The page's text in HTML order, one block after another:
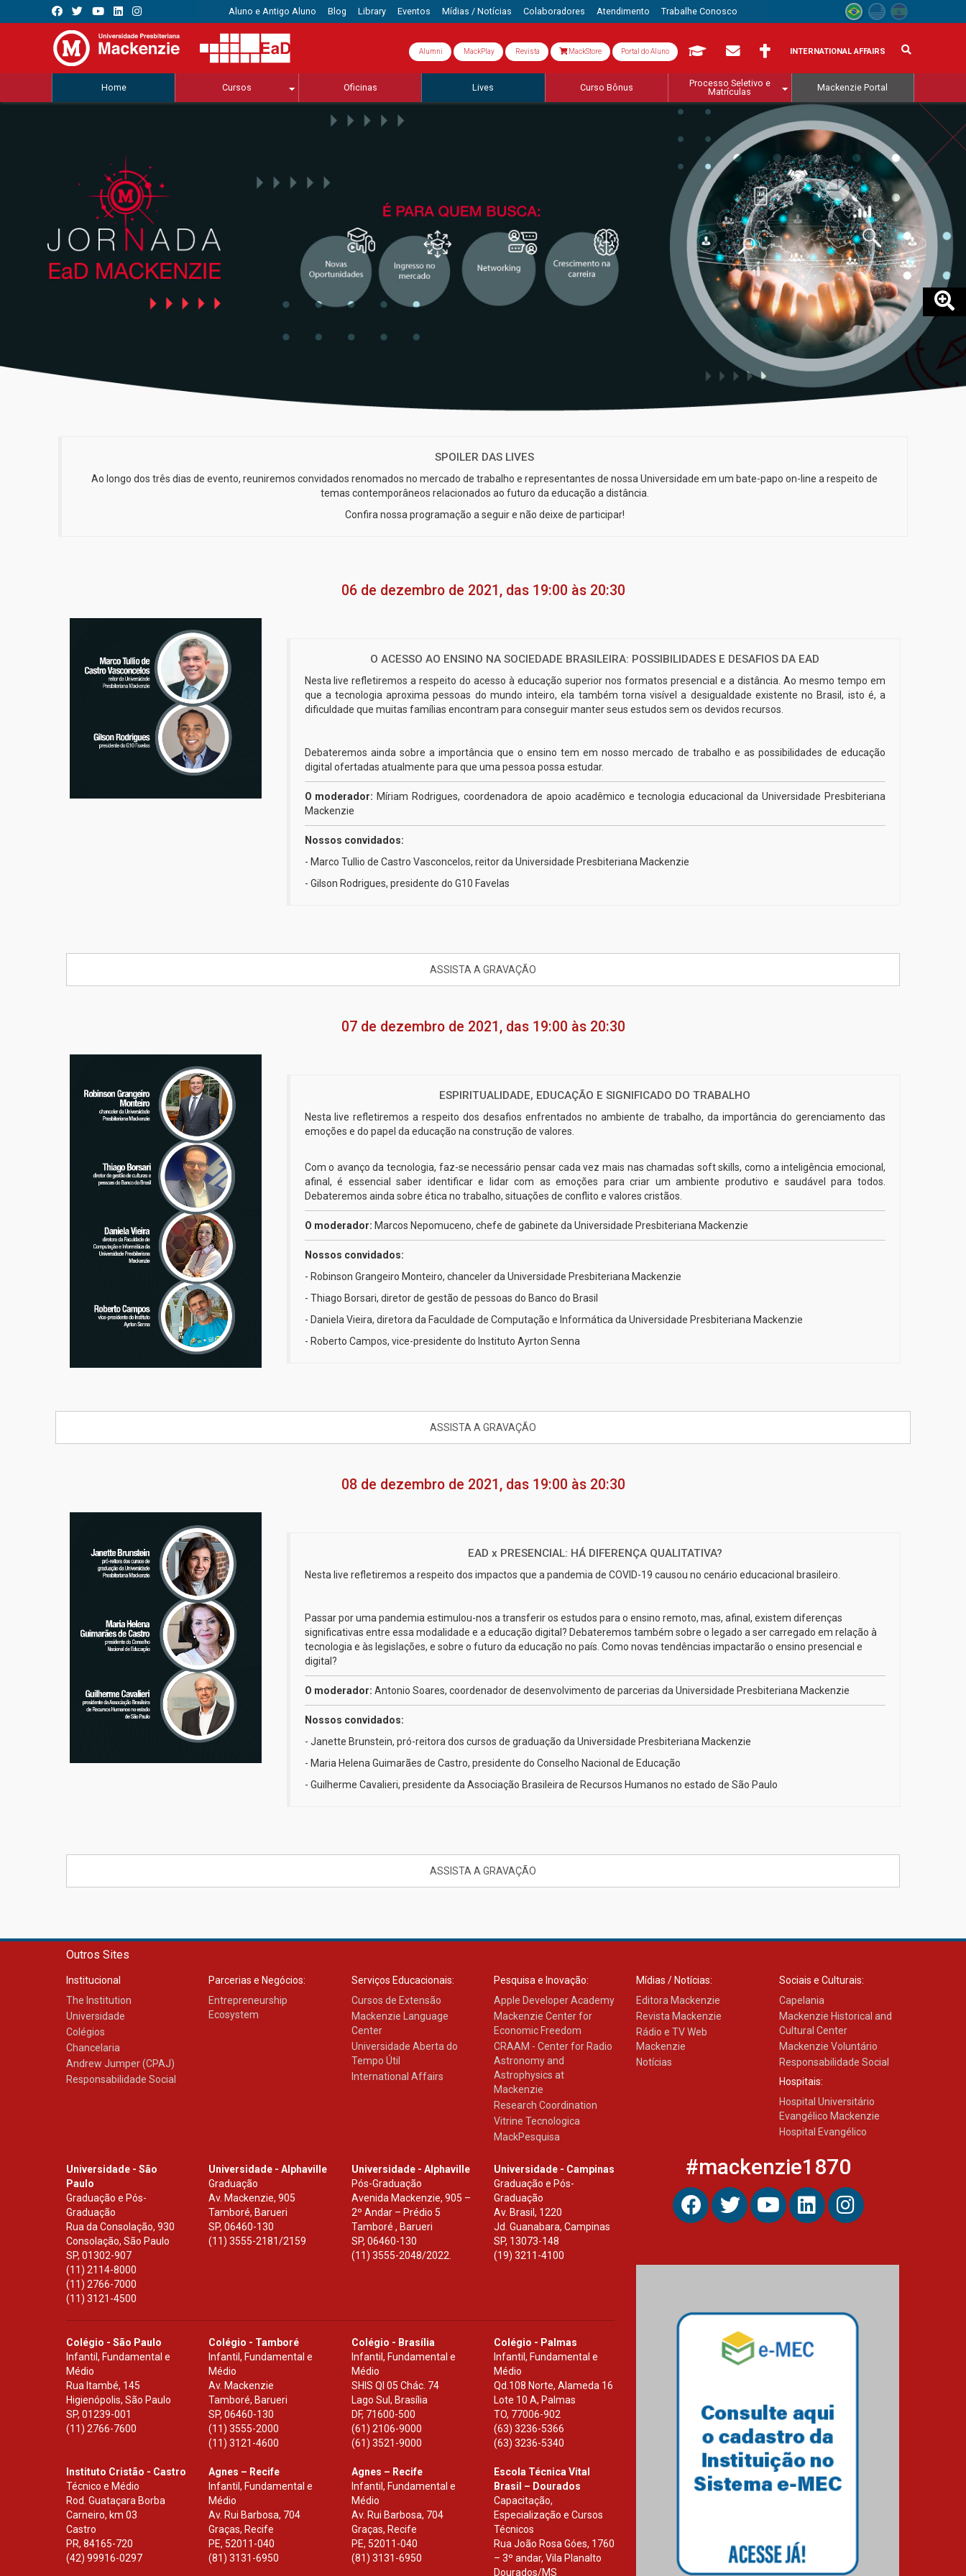
Aluno e Antigo Aluno Blog Library Eventos Mídias / Notícias Colaboradores Atendimento Trabalhe Conosco
Alumni MackPlay Revista MackStore Portal do Aluno INTERNATIONAL AFFAIRS
Home Cursos Oficinas Lives Curso Bônus
Processo Seletivo e
Matrículas
Mackenzie Portal
SPOILER DAS LIVES
Ao longo dos três dias de evento, reuniremos convidados renomados no mercado de trabalho e representantes de nossa Universidade em um bate-papo on-line a respeito de
temas contemporâneos relacionados ao futuro da educação a distância.
Confira nossa programação a seguir e não deixe de participar!
06 de dezembro de 2021, das 19:00 às 20:30
O ACESSO AO ENSINO NA SOCIEDADE BRASILEIRA: POSSIBILIDADES E DESAFIOS DA EAD
Nesta live refletiremos a respeito do acesso à educação superior nos formatos presencial e a distância. Ao mesmo tempo em
que a tecnologia aproxima pessoas do mundo inteiro, ela também torna visível a desigualdade existente no Brasil, isto é, a
dificuldade que muitas famílias encontram para conseguir manter seus estudos sem os devidos recursos.
Debateremos ainda sobre a importância que o ensino tem em nosso mercado de trabalho e as possibilidades de educação
digital ofertadas atualmente para que uma pessoa possa estudar.
O moderador: Míriam Rodrigues, coordenadora de apoio acadêmico e tecnologia educacional da Universidade Presbiteriana
Mackenzie
Nossos convidados:
- Marco Tullio de Castro Vasconcelos, reitor da Universidade Presbiteriana Mackenzie
- Gilson Rodrigues, presidente do G10 Favelas​
ASSISTA A GRAVAÇÃO
07 de dezembro de 2021, das 19:00 às 20:30
ESPIRITUALIDADE, EDUCAÇÃO E SIGNIFICADO DO TRABALHO
Nesta live refletiremos a respeito dos desafios enfrentados no ambiente de trabalho, da importância do gerenciamento das
emoções e do papel da educação na construção de valores.
Com o avanço da tecnologia, faz-se necessário pensar cada vez mais nas chamadas soft skills, como a inteligência emocional,
afinal, é essencial saber identificar e lidar com as emoções para criar um ambiente produtivo e saudável para todos.
Debateremos ainda sobre ética no trabalho, situações de conflito e valores cristãos.
O moderador: Marcos Nepomuceno, chefe de gabinete da Universidade Presbiteriana Mackenzie
Nossos convidados:
- Robinson Grangeiro Monteiro, chanceler da Universidade Presbiteriana Mackenzie
- Thiago Borsari, diretor de gestão de pessoas do Banco do Brasil
- Daniela Vieira, diretora da Faculdade de Computação e Informática da Universidade Presbiteriana Mackenzie
- Roberto Campos, vice-presidente do Instituto Ayrton Senna
ASSISTA A GRAVAÇÃO
08 de dezembro de 2021, das 19:00 às 20:30
EAD x PRESENCIAL: HÁ DIFERENÇA QUALITATIVA?
Nesta live refletiremos a respeito dos impactos que a pandemia de COVID-19 causou no cenário educacional brasileiro.
Passar por uma pandemia estimulou-nos a transferir os estudos para o ensino remoto, mas, afinal, existem diferenças
significativas entre essa modalidade e a educação digital? Debateremos também sobre o legado a ser carregado em relação à
tecnologia e às legislações, e sobre o futuro da educação no país. Como novas tendências impactarão o ensino presencial e
digital?
O moderador: Antonio Soares, coordenador de desenvolvimento de parcerias da Universidade Presbiteriana Mackenzie
Nossos convidados:
- Janette Brunstein, pró-reitora dos cursos de graduação da Universidade Presbiteriana Mackenzie
- Maria Helena Guimarães de Castro, presidente do Conselho Nacional de Educação
- Guilherme Cavalieri, presidente da Associação Brasileira de Recursos Humanos no estado de São Paulo
ASSISTA A GRAVAÇÃO
Outros Sites
Institucional
The Institution
Universidade
Colégios
Chancelaria
Andrew Jumper (CPAJ)
Responsabilidade Social
Parcerias e Negócios:
Entrepreneurship
Ecosystem
Serviços Educacionais:
Cursos de Extensão
Mackenzie Language
Center
Universidade Aberta do
Tempo Útil
International Affairs
Pesquisa e Inovação:
Apple Developer Academy
Mackenzie Center for
Economic Freedom
CRAAM - Center for Radio
Astronomy and
Astrophysics at
Mackenzie
Research Coordination
Vitrine Tecnologica
MackPesquisa
Mídias / Notícias:
Editora Mackenzie
Revista Mackenzie
Rádio e TV Web
Mackenzie
Notícias
Sociais e Culturais:
Capelania
Mackenzie Historical and
Cultural Center
Mackenzie Voluntário
Responsabilidade Social
Hospitais:
Hospital Universitário
Evangélico Mackenzie
Hospital Evangélico
Universidade - São
Paulo
Graduação e Pós-
Graduação
Rua da Consolação, 930
Consolação, São Paulo
SP, 01302-907
(11) 2114-8000
(11) 2766-7000
(11) 3121-4500
Universidade - Alphaville
Graduação
Av. Mackenzie, 905
Tamboré, Barueri
SP,06460-130
(11) 3555-2181/2159
Universidade - Alphaville
Pós-Graduação
Avenida Mackenzie, 905 –
2º Andar – Prédio 5
Tamboré , Barueri
SP, 06460-130
(11) 3555-2048/2022.
Universidade - Campinas
Graduação e Pós-
Graduação
Av. Brasil, 1220
Jd. Guanabara, Campinas
SP, 13073-148
(19) 3211-4100
Colégio - São Paulo
Infantil, Fundamental e
Médio
Rua Itambé, 145
Higienópolis, São Paulo
SP, 01239-001
(11) 2766-7600
Colégio - Tamboré
Infantil, Fundamental e
Médio
Av. Mackenzie
Tamboré, Barueri
SP,06460-130
(11) 3555-2000
(11) 3121-4600
Colégio - Brasília
Infantil, Fundamental e
Médio
SHIS Ql 05 Chác. 74
Lago Sul, Brasília
DF, 71600-500
(61) 2106-9000
(61) 3521-9000
Colégio - Palmas
Infantil, Fundamental e
Médio
Qd.108 Norte, Alameda 16
Lote 10 A, Palmas
TO, 77006-902
(63) 3236-5366
(63) 3236-5340
Instituto Cristão - Castro
Técnico e Médio
Rod. Guataçara Borba
Carneiro, km 03
Castro
PR, 84165-720
(42) 99916-0297
Agnes – Recife
Infantil, Fundamental e
Médio
Av. Rui Barbosa, 704
Graças, Recife
PE, 52011-040
(81) 3131-6950
Agnes – Recife
Infantil, Fundamental e
Médio
Av. Rui Barbosa, 704
Graças, Recife
PE, 52011-040
(81) 3131-6950
Escola Técnica Vital
Brasil – Dourados
Capacitação,
Especialização e Cursos
Técnicos
Rua João Rosa Góes, 1760
– 3º andar, Vila Planalto
Dourados/MS
#mackenzie1870